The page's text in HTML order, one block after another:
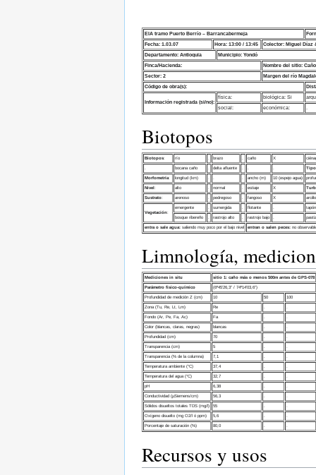
EIA tramo Puerto Berrío – Barrancabermeja
Fecha: 1.03.07 Hora: 13:00 / 13:45 Colector: Miguel Díaz
Departamento: Antioquia Municipio: Yondó
Finca/Hacienda: Nombre del sitio:
Sector: 2 Margen del río
Código de obra(s):
Información registrada (si/no):
física: biológica: Si
social: económica:
Biotopos
Biotopos: río . brazo . caño X
. bocana caño . delta afluente . . .
Morfometría: longitud (km) . . . ancho (m) 10 (espejo agua)
Nivel : alto . normal . estiaje X
Sustrato: arenoso . pedregoso . fangoso X
Vegetación:
emergente . sumergida . flotante . tapón
bosque ribereño . rastrojo alto . rastrojo bajo .
entra o sale agua: saliendo muy poco por el bajo nivel entran o salen peces: no
Limnología,
Mediciones in situ sitio 1: caño más o menos 500m antes de GPS-078
Parámetro fisico-químico (6º45’26,3’’ / 74º14’03,6’’)
Profundidad de medición Z (cm) 10 50 100
Zona (Tu, Re, Lt, Lm) Re . .
Fondo (Ar, Pe, Fa, Ac) Fa . .
Color (blancas, claras, negras) blancas . .
Profundidad (cm) 70 . .
Transparencia (cm) 5 . .
Transparencia (% de la columna) 7,1 . .
Temperatura ambiente (°C) 37,4 . .
Temperatura del agua (°C) 32,7 . .
pH 6,38 . .
Conductividad (µSiemens/cm) 56,3 . .
Sólidos disueltos totales TDS (mg/l) 55 . .
Oxígeno disuelto (mg O2/l ó ppm) 5,6 . .
Porcentaje de saturación (%) 80,0 . .
Recursos y usos